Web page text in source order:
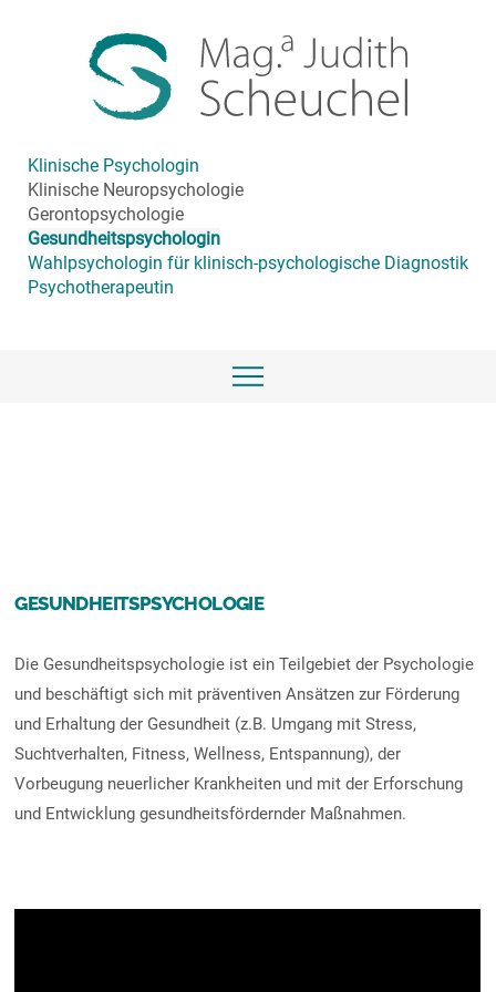
Klinische Psychologin
Klinische Neuropsychologie
Gerontopsychologie
Gesundheitspsychologin
Wahlpsychologin für klinisch-psychologische Diagnostik
Psychotherapeutin
GESUNDHEITSPSYCHOLOGIE
Die Gesundheitspsychologie ist ein Teilgebiet der Psychologie
und beschäftigt sich mit präventiven Ansätzen zur Förderung
und Erhaltung der Gesundheit (z.B. Umgang mit Stress,
Suchtverhalten, Fitness, Wellness, Entspannung), der
Vorbeugung neuerlicher Krankheiten und mit der Erforschung
und Entwicklung gesundheitsfördernder Maßnahmen.